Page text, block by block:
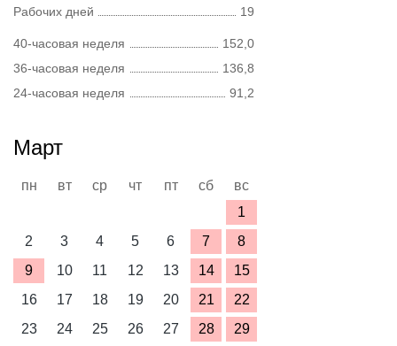
Рабочих дней
19
40-часовая неделя
152,0
36-часовая неделя
136,8
24-часовая неделя
91,2
Март
пн вт ср чт пт сб
вс
1
2
3 4 5 6 7
8
9
10 11 12 13 14
15
16
17 18 19 20 21
22
23
24 25 26 27 28
29